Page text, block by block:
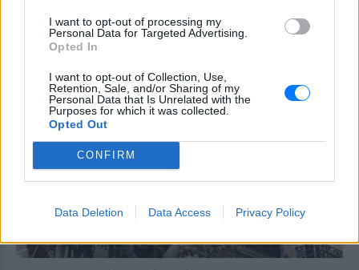
I want to opt-out of processing my
Personal Data for Targeted Advertising.
Opted In
I want to opt-out of Collection, Use,
Retention, Sale, and/or Sharing of my
Personal Data that Is Unrelated with the
Purposes for which it was collected.
Opted Out
CONFIRM
Data Deletion Data Access Privacy Policy
δεν σηκωνόταν από το κρεβάτι
και είχε παραιτηθεί» – Τι
δίκη
ΠΡΙΝ 11 ΏΡΕΣ
Η κατάθεση του Νικολά Ταφαρέλ στο